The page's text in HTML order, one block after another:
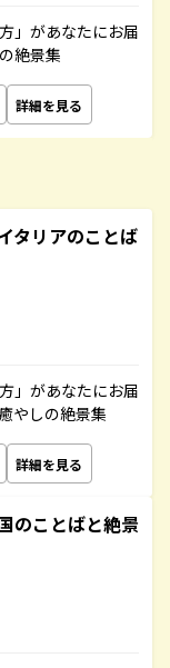
」があなたにお届
絶景集
詳細を見る
タリアのことば
」があなたにお届
やしの絶景集
詳細を見る
のことばと絶景